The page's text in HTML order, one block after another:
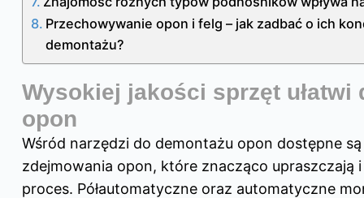
Przechowywanie opon i felg – jak zadbać o ich
demontażu?
Wysokiej jakości sprzęt ułatwi
opon
Wśród narzędzi do demontażu opon dostępne
zdejmowania opon, które znacząco upraszczają i
proces. Półautomatyczne oraz automatyczne